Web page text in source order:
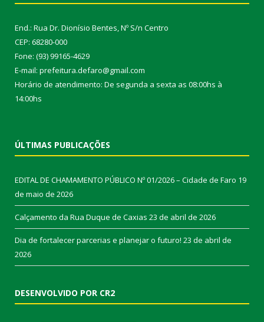
End.: Rua Dr. Dionísio Bentes, Nº S/n Centro
CEP: 68280-000
Fone: (93) 99165-4629
E-mail: prefeitura.defaro@gmail.com
Horário de atendimento: De segunda a sexta as 08:00hs à
14:00hs
ÚLTIMAS PUBLICAÇÕES
EDITAL DE CHAMAMENTO PÚBLICO Nº 01/2026 – Cidade de Faro 19
de maio de 2026
Calçamento da Rua Duque de Caxias 23 de abril de 2026
Dia de fortalecer parcerias e planejar o futuro! 23 de abril de
2026
DESENVOLVIDO POR CR2